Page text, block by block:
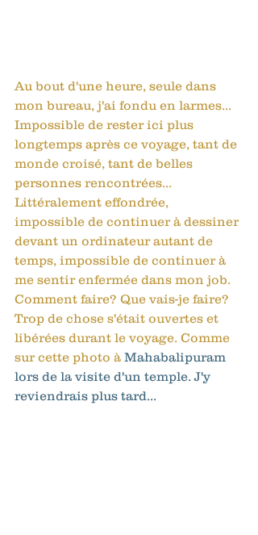
Au bout d'une heure, seule dans
mon bureau, j'ai fondu en larmes...
Impossible de rester ici plus
longtemps après ce voyage, tant de
monde croisé, tant de belles
personnes rencontrées...
Littéralement effondrée,
impossible de continuer à dessiner
devant un ordinateur autant de
temps, impossible de continuer à
me sentir enfermée dans mon job.
Comment faire? Que vais-je faire?
Trop de chose s'était ouvertes et
libérées durant le voyage. Comme
sur cette photo à Mahabalipuram
lors de la visite d'un temple. J'y
reviendrais plus tard...